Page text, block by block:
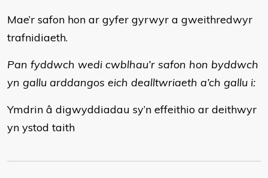
Mae’r safon hon ar gyfer gyrwyr a gweithredwyr
trafnidiaeth.
Pan fyddwch wedi cwblhau’r safon hon byddwch
yn gallu arddangos eich dealltwriaeth a’ch gallu i:
Ymdrin â digwyddiadau sy’n effeithio ar deithwyr
yn ystod taith